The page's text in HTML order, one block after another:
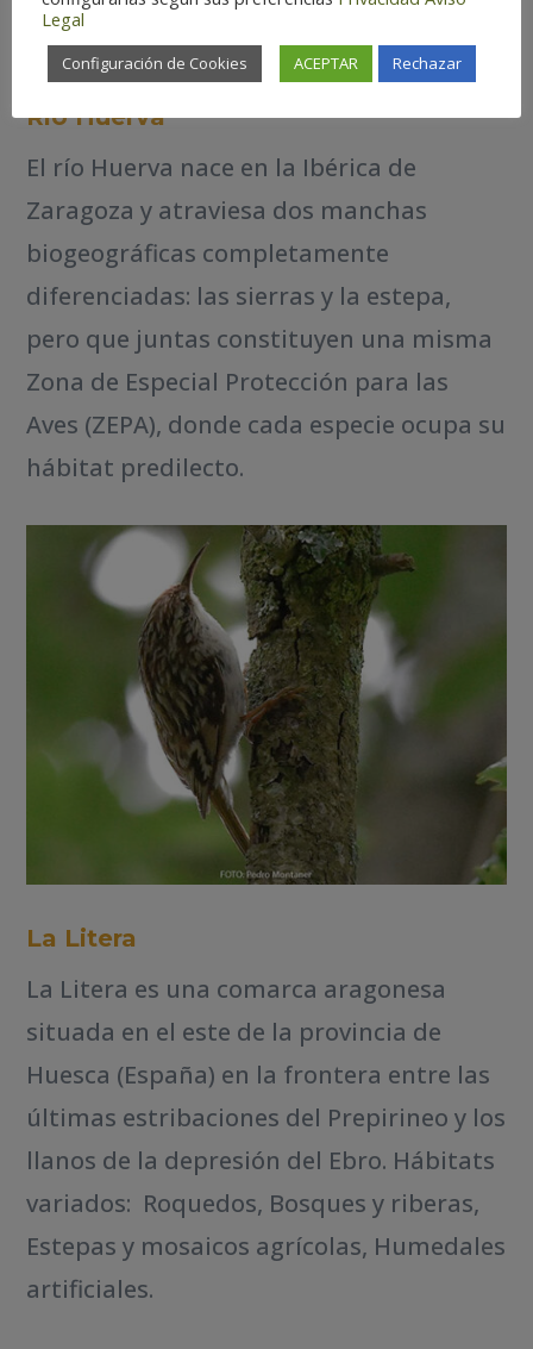
Río Huerva
El río Huerva nace en la Ibérica de
Zaragoza y atraviesa dos manchas
biogeográficas completamente
diferenciadas: las sierras y la estepa,
pero que juntas constituyen una misma
Zona de Especial Protección para las
Aves (ZEPA), donde cada especie ocupa su
hábitat predilecto.
La Litera
La Litera es una comarca aragonesa
situada en el este de la provincia de
Huesca (España) en la frontera entre las
últimas estribaciones del Prepirineo y los
llanos de la depresión del Ebro. Hábitats
variados: Roquedos, Bosques y riberas,
Estepas y mosaicos agrícolas, Humedales
artificiales.
Legal
Configuración de Cookies ACEPTAR Rechazar